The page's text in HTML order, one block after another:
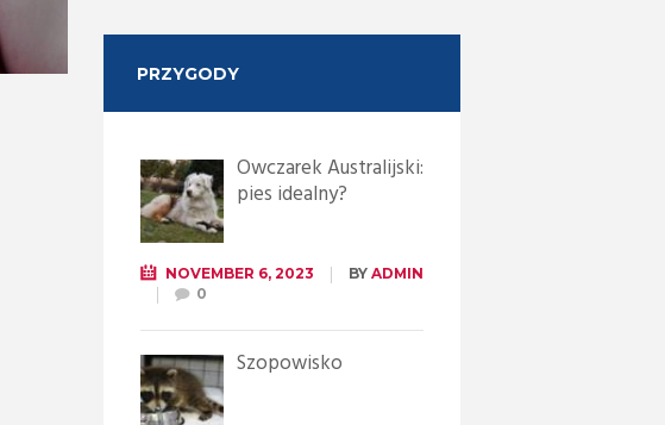
PRZYGODY
Owczarek Australijski:
pies idealny?
NOVEMBER 6, 2023 BY ADMIN
0
Szopowisko